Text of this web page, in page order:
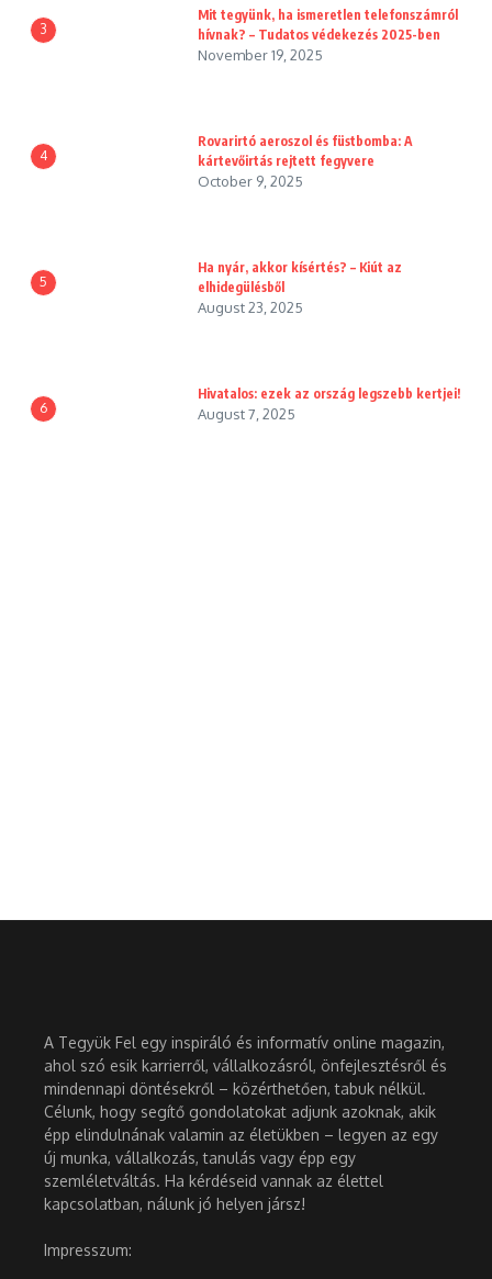
3
Mit tegyünk, ha ismeretlen telefonszámról
hívnak? – Tudatos védekezés 2025-ben
November 19, 2025
4
Rovarirtó aeroszol és füstbomba: A
kártevőirtás rejtett fegyvere
October 9, 2025
5
Ha nyár, akkor kísértés? – Kiút az
elhidegülésből
August 23, 2025
6
Hivatalos: ezek az ország legszebb kertjei!
August 7, 2025
A Tegyük Fel egy inspiráló és informatív online magazin,
ahol szó esik karrierről, vállalkozásról, önfejlesztésről és
mindennapi döntésekről – közérthetően, tabuk nélkül.
Célunk, hogy segítő gondolatokat adjunk azoknak, akik
épp elindulnának valamin az életükben – legyen az egy
új munka, vállalkozás, tanulás vagy épp egy
szemléletváltás. Ha kérdéseid vannak az élettel
kapcsolatban, nálunk jó helyen jársz!
Impresszum: